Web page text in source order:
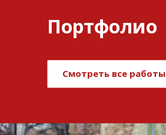
Портфолио
Смотреть все работы